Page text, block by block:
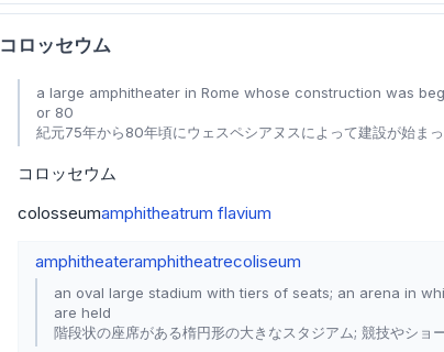
コロッセウム
a large amphitheater in Rome whose construction was
or 80
紀元75年から80年頃にウェスペシアヌスによって建設が始ま
コロッセウム
colosseumamphitheatrum flavium
amphitheateramphitheatrecoliseum
an oval large stadium with tiers of seats; an arena in
are held
階段状の座席がある楕円形の大きなスタジアム; 競技やショ